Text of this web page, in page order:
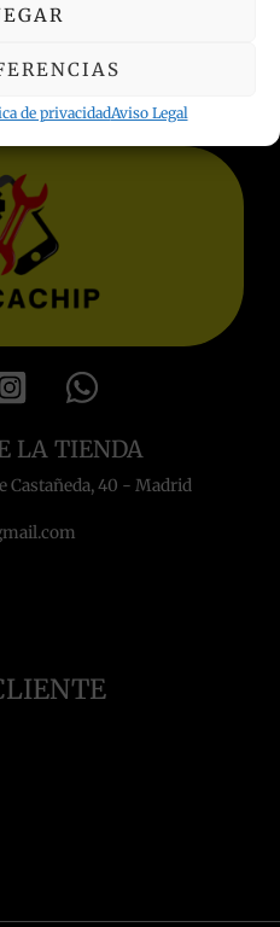
de privacidadAviso Legal
LA TIENDA
Castañeda, 40 - Madrid